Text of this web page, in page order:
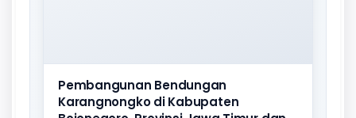
Pembangunan Bendungan
Karangnongko di Kabupaten